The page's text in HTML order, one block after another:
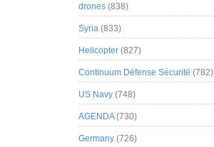
drones (838)
Syria (833)
Helicopter (827)
Continuum Défense Sécurité (782)
US Navy (748)
AGENDA(730)
Germany (726)